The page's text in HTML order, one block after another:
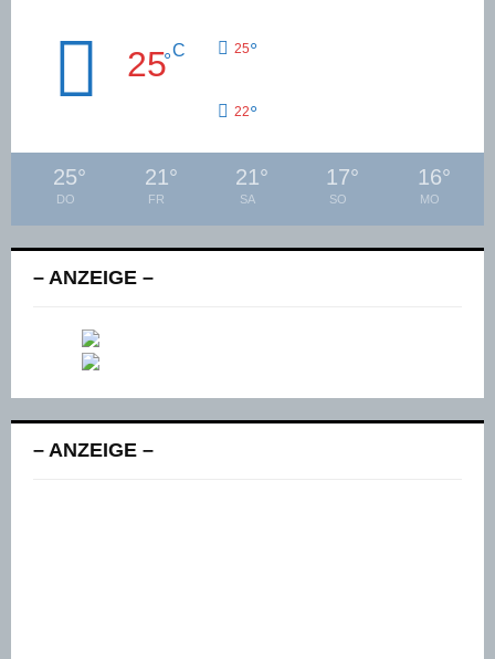
25°C 25°
22°
25°
DO
21°
FR
21°
SA
17°
SO
16°
MO
– ANZEIGE –
– ANZEIGE –